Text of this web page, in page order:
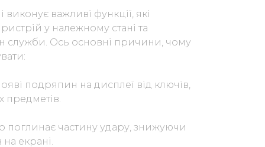
важливі функції, які
у належному стані та
служби. Ось основні причини, чому
подряпин на дисплеї від ключів,
предметів.
поглинає частину удару, знижуючи
екрані.